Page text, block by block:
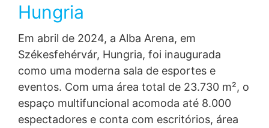
Hungria
Em abril de 2024, a Alba Arena, em
Székesfehérvár, Hungria, foi inaugurada
como uma moderna sala de esportes e
eventos. Com uma área total de 23.730 m², o
espaço multifuncional acomoda até 8.000
espectadores e conta com escritórios, área